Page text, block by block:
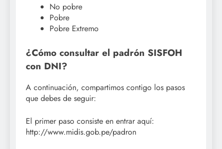
No pobre
Pobre
Pobre Extremo
¿Cómo consultar el padrón SISFOH
con DNI?
A continuación, compartimos contigo los pasos
que debes de seguir:
El primer paso consiste en entrar aquí:
http://www.midis.gob.pe/padron